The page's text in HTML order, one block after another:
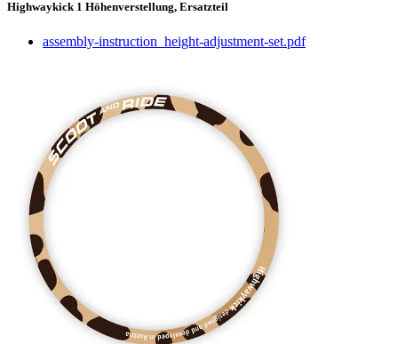
Highwaykick 1 Höhenverstellung, Ersatzteil
assembly-instruction_height-adjustment-set.pdf